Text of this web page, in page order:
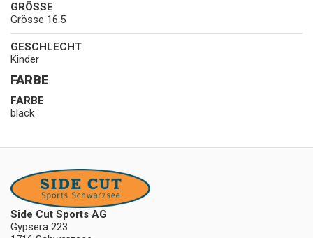
GRÖSSE
Grösse 16.5
GESCHLECHT
Kinder
FARBE
FARBE
black
Side Cut Sports AG
Gypsera 223